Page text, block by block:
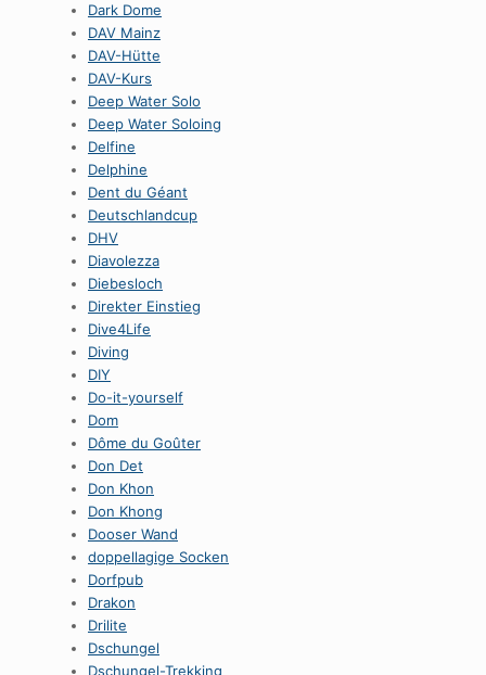
Dark Dome
DAV Mainz
DAV-Hütte
DAV-Kurs
Deep Water Solo
Deep Water Soloing
Delfine
Delphine
Dent du Géant
Deutschlandcup
DHV
Diavolezza
Diebesloch
Direkter Einstieg
Dive4Life
Diving
DIY
Do-it-yourself
Dom
Dôme du Goûter
Don Det
Don Khon
Don Khong
Dooser Wand
doppellagige Socken
Dorfpub
Drakon
Drilite
Dschungel
Dschungel-Trekking